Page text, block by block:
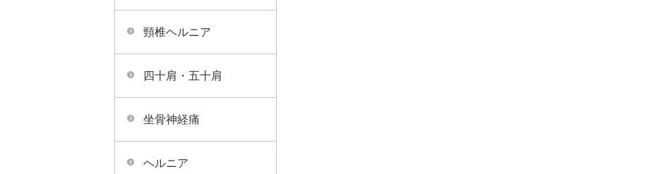
頸椎ヘルニア
四十肩・五十肩
坐骨神経痛
ヘルニア